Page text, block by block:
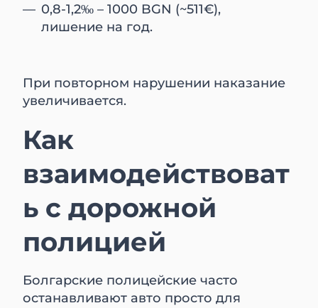
0,8-1,2‰ – 1000 BGN (~511€),
лишение на год.
При повторном нарушении наказание
увеличивается.
Как
взаимодействоват
ь с дорожной
полицией
Болгарские полицейские часто
останавливают авто просто для